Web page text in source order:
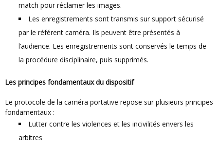
match pour réclamer les images.
Les enregistrements sont transmis sur support sécurisé
par le référent caméra. Ils peuvent être présentés à
l’audience. Les enregistrements sont conservés le temps de
la procédure disciplinaire, puis supprimés.
Les principes fondamentaux du dispositif
Le protocole de la caméra portative repose sur plusieurs principes
fondamentaux :
Lutter contre les violences et les incivilités envers les
arbitres